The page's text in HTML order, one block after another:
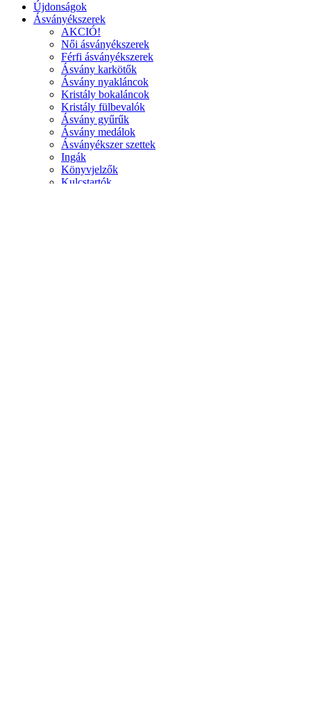
Újdonságok
Ásványékszerek
AKCIÓ!
Női ásványékszerek
Férfi ásványékszerek
Ásvány karkötők
Ásvány nyakláncok
Kristály bokaláncok
Kristály fülbevalók
Ásvány gyűrűk
Ásvány medálok
Ásványékszer szettek
Ingák
Könyvjelzők
Kulcstartók